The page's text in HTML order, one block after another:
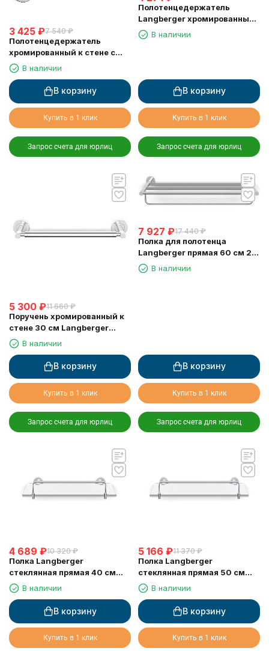
3 425 ₽7 540 ₽
Полотенцедержатель
хромированный к стене с
пятью крючками Langberger
11035A
В наличии
В корзину
Купить в 1 клик
Запрос счета для юрлиц
Полотенцедержатель
Langberger хромированный
к стене одинарный 60 см
11001A
В наличии
В корзину
Купить в 1 клик
Запрос счета для юрлиц
5 300 ₽11 660 ₽
Поручень хромированный к
стене 30 см Langberger
11056AВ наличии
В корзину
Купить в 1 клик
Запрос счета для юрлиц
7 927 ₽17 440 ₽
Полка для полотенца
Langberger прямая 60 см 2-х
этажная 11003B
В наличии
В корзину
Купить в 1 клик
Запрос счета для юрлиц
4 689 ₽10 320 ₽
Полка Langberger
стеклянная прямая 40 см
11051DВ наличии
В корзину
Купить в 1 клик
5 166 ₽11 370 ₽
Полка Langberger
стеклянная прямая 50 см
11051EВ наличии
В корзину
Купить в 1 клик